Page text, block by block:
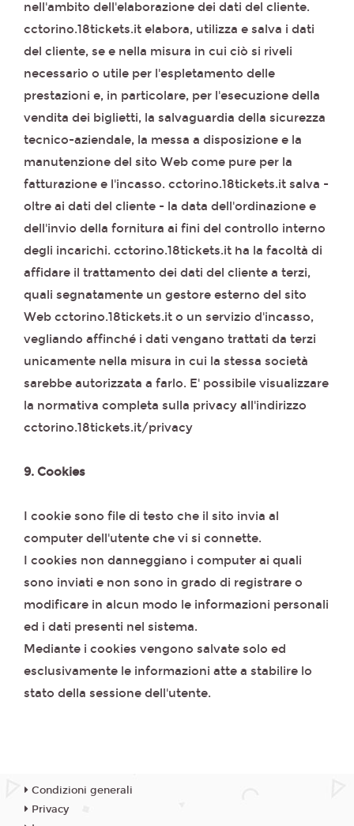
nell'ambito dell'elaborazione dei dati del cliente.
cctorino.18tickets.it elabora, utilizza e salva i dati
del cliente, se e nella misura in cui ciò si riveli
necessario o utile per l'espletamento delle
prestazioni e, in particolare, per l'esecuzione della
vendita dei biglietti, la salvaguardia della sicurezza
tecnico-aziendale, la messa a disposizione e la
manutenzione del sito Web come pure per la
fatturazione e l'incasso. cctorino.18tickets.it salva -
oltre ai dati del cliente - la data dell'ordinazione e
dell'invio della fornitura ai fini del controllo interno
degli incarichi. cctorino.18tickets.it ha la facoltà di
affidare il trattamento dei dati del cliente a terzi,
quali segnatamente un gestore esterno del sito
Web cctorino.18tickets.it o un servizio d'incasso,
vegliando affinché i dati vengano trattati da terzi
unicamente nella misura in cui la stessa società
sarebbe autorizzata a farlo. E' possibile visualizzare
la normativa completa sulla privacy all'indirizzo
cctorino.18tickets.it/privacy
9. Cookies
I cookie sono file di testo che il sito invia al
computer dell'utente che vi si connette.
I cookies non danneggiano i computer ai quali
sono inviati e non sono in grado di registrare o
modificare in alcun modo le informazioni personali
ed i dati presenti nel sistema.
Mediante i cookies vengono salvate solo ed
esclusivamente le informazioni atte a stabilire lo
stato della sessione dell'utente.
Condizioni generali
Privacy